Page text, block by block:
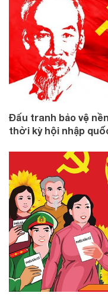
Đấu tranh bảo vệ
thời kỳ hội nhập